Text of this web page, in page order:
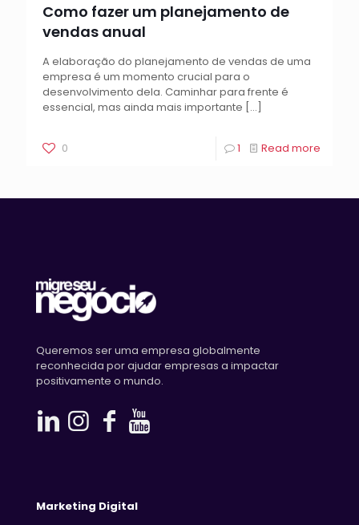
Como fazer um planejamento de
vendas anual
A elaboração do planejamento de vendas de uma
empresa é um momento crucial para o
desenvolvimento dela. Caminhar para frente é
essencial, mas ainda mais importante […]
0 1 Read more
Queremos ser uma empresa globalmente
reconhecida por ajudar empresas a impactar
positivamente o mundo.
Marketing Digital